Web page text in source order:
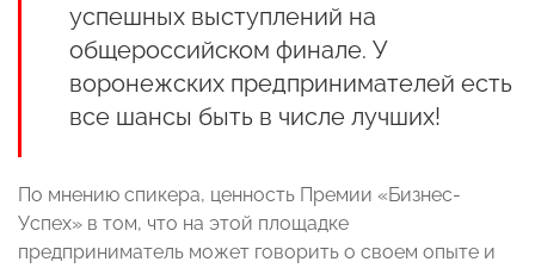
успешных выступлений на
общероссийском финале. У
воронежских предпринимателей есть
все шансы быть в числе лучших!
По мнению спикера, ценность Премии «Бизнес-
Успех» в том, что на этой площадке
предприниматель может говорить о своем опыте и